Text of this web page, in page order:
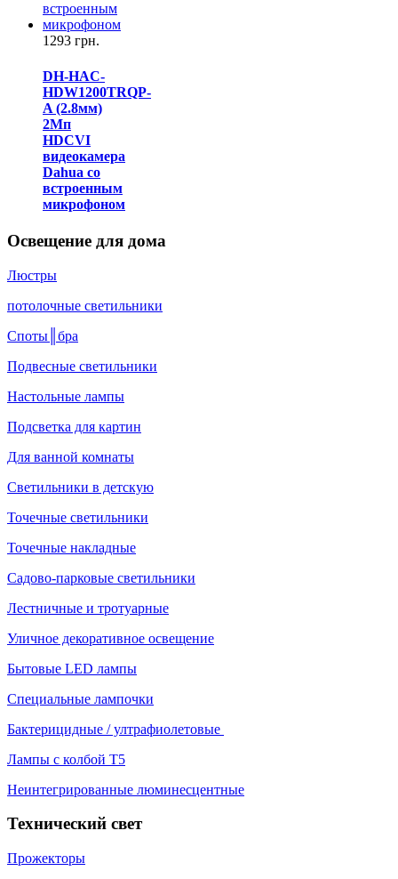
1293 грн.
DH-HAC-
HDW1200TRQP-
A (2.8мм)
2Mп
HDCVI
видеокамера
Dahua cо
встроенным
микрофоном
Освещение для дома
Люстры
потолочные светильники
Споты║бра
Подвесные светильники
Настольные лампы
Подсветка для картин
Для ванной комнаты
Светильники в детскую
Точечные светильники
Точечные накладные
Садово-парковые светильники
Лестничные и тротуарные
Уличное декоративное освещение
Бытовые LED лампы
Специальные лампочки
Бактерицидные / ултрафиолетовые
Лампы с колбой Т5
Неинтегрированные люминесцентные
Технический свет
Прожекторы